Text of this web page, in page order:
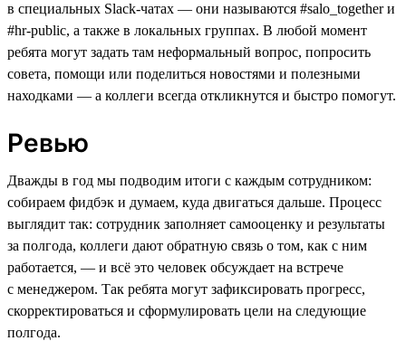
в специальных Slack-чатах — они называются #salo_together и
#hr-public, а также в локальных группах. В любой момент
ребята могут задать там неформальный вопрос, попросить
совета, помощи или поделиться новостями и полезными
находками — а коллеги всегда откликнутся и быстро помогут.
Ревью
Дважды в год мы подводим итоги с каждым сотрудником:
собираем фидбэк и думаем, куда двигаться дальше. Процесс
выглядит так: сотрудник заполняет самооценку и результаты
за полгода, коллеги дают обратную связь о том, как с ним
работается, — и всё это человек обсуждает на встрече
с менеджером. Так ребята могут зафиксировать прогресс,
скорректироваться и сформулировать цели на следующие
полгода.